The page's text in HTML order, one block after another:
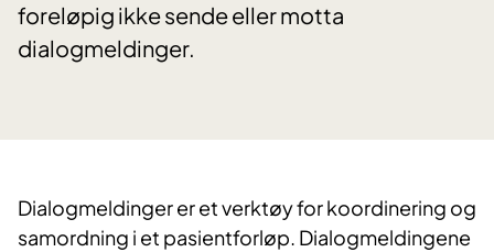
foreløpig ikke sende eller motta
dialogmeldinger.
​Dialogmeldinger er et verktøy for koordinering og
samordning i et pasientforløp. Dialogmeldingene